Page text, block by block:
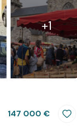
+1
147 000 €